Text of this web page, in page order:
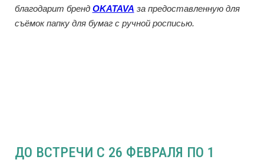
благодарит бренд OKATAVA за предоставленную для
съёмок папку для бумаг с ручной росписью.
ДО ВСТРЕЧИ С 26 ФЕВРАЛЯ ПО 1